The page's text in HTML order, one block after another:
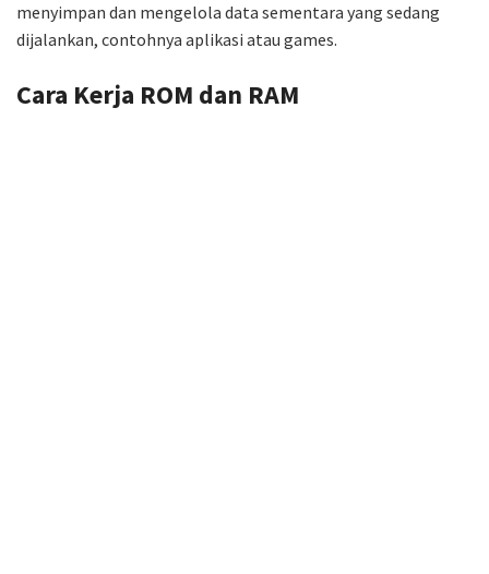
menyimpan dan mengelola data sementara yang sedang
dijalankan, contohnya aplikasi atau games.
Cara Kerja ROM dan RAM